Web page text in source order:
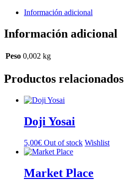
Información adicional
Información adicional
Peso 0,002 kg
Productos relacionados
Doji Yosai
5,00€ Out of stock Wishlist
Market Place